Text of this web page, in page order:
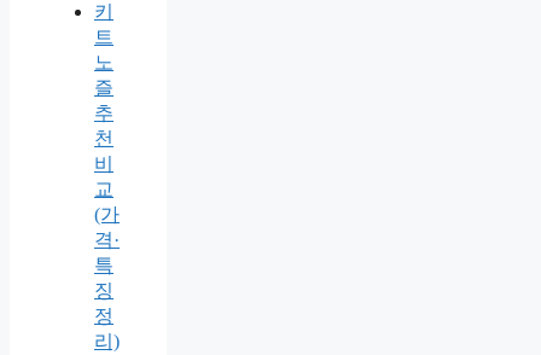
키
트
노
즐
추
천
비
교
(가
격·
특
징
정
리)